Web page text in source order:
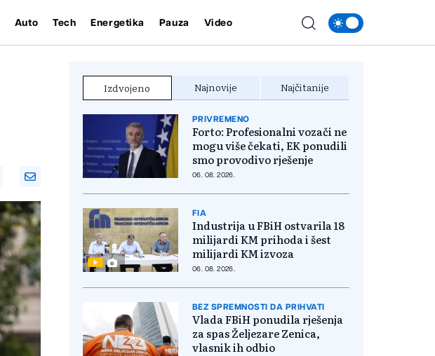
Auto Tech Energetika Pauza Video
Izdvojeno Najnovije Najčitanije
PRIVREMENO
Forto: Profesionalni vozači ne
mogu više čekati, EK ponudili
smo provodivo rješenje
06. 08. 2026.
FIA
Industrija u FBiH ostvarila 18
milijardi KM prihoda i šest
milijardi KM izvoza
06. 08. 2026.
BEZ SPREMNOSTI DA PRIHVATI
Vlada FBiH ponudila rješenja
za spas Željezare Zenica,
vlasnik ih odbio